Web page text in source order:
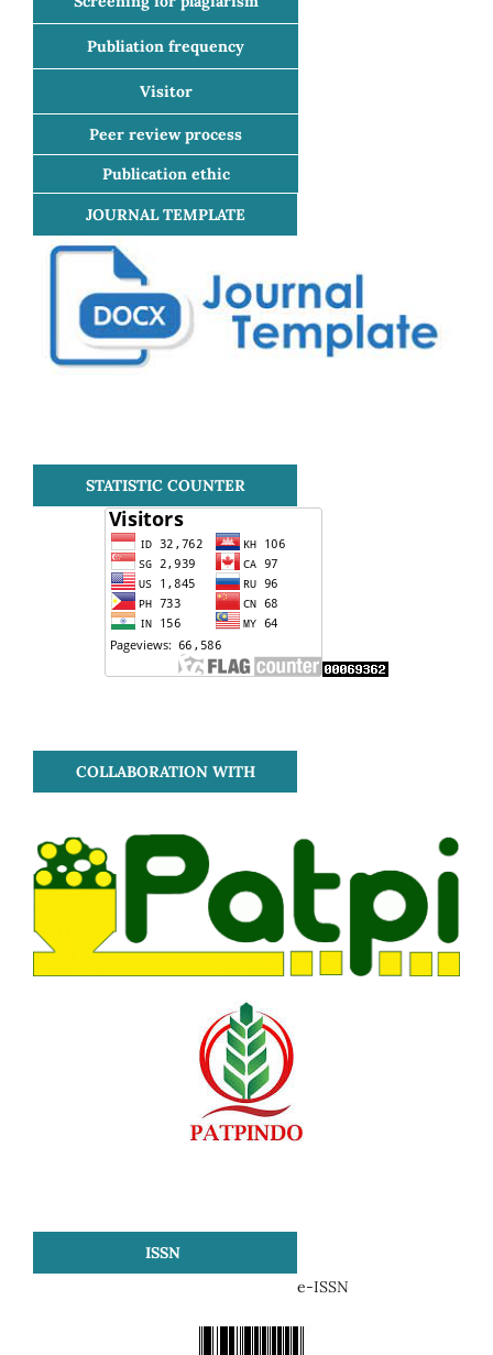
Publiation frequency
Visitor
Peer review process
Publication ethic
JOURNAL TEMPLATE
STATISTIC COUNTER
COLLABORATION WITH
ISSN
e-ISSN